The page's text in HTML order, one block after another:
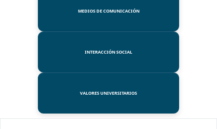
MEDIOS DE COMUNICACIÓN
INTERACCIÓN SOCIAL
VALORES UNIVERSITARIOS